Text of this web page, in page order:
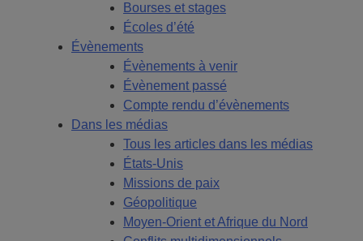
Bourses et stages
Écoles d’été
Évènements
Évènements à venir
Évènement passé
Compte rendu d’évènements
Dans les médias
Tous les articles dans les médias
États-Unis
Missions de paix
Géopolitique
Moyen-Orient et Afrique du Nord